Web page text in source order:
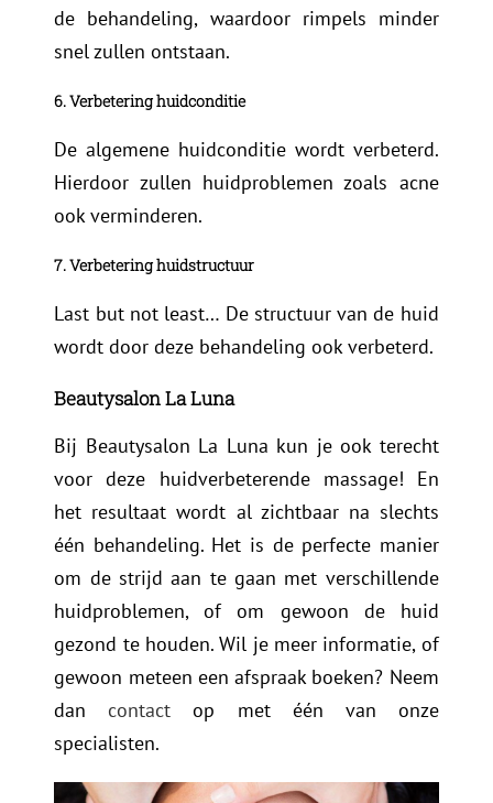
de behandeling, waardoor rimpels minder
snel zullen ontstaan.
6. Verbetering huidconditie
De algemene huidconditie wordt verbeterd.
Hierdoor zullen huidproblemen zoals acne
ook verminderen.
7. Verbetering huidstructuur
Last but not least… De structuur van de huid
wordt door deze behandeling ook verbeterd.
Beautysalon La Luna
Bij Beautysalon La Luna kun je ook terecht
voor deze huidverbeterende massage! En
het resultaat wordt al zichtbaar na slechts
één behandeling. Het is de perfecte manier
om de strijd aan te gaan met verschillende
huidproblemen, of om gewoon de huid
gezond te houden. Wil je meer informatie, of
gewoon meteen een afspraak boeken? Neem
dan contact op met één van onze
specialisten.